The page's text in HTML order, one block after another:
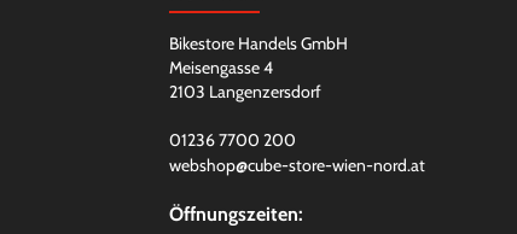
Bikestore Handels GmbH
Meisengasse 4
2103 Langenzersdorf
01236 7700 200
webshop@cube-store-wien-nord.at
Öffnungszeiten: